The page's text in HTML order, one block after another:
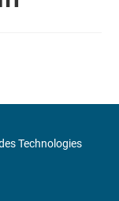
Technologies